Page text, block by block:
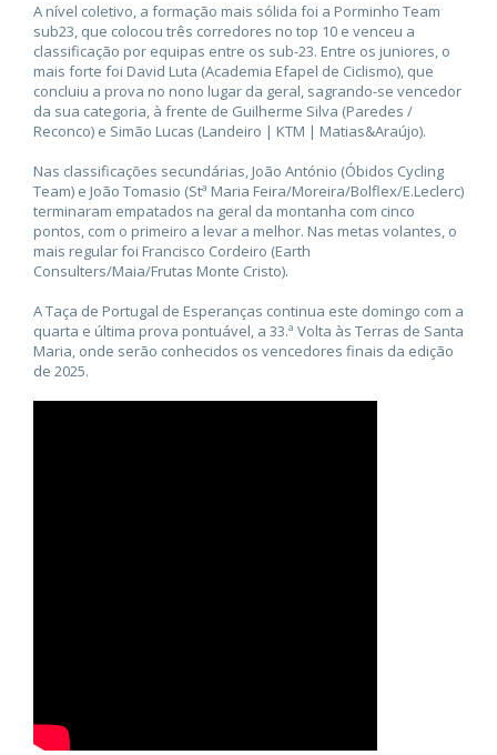
A nível coletivo, a formação mais sólida foi a Porminho Team
sub23, que colocou três corredores no top 10 e venceu a
classificação por equipas entre os sub-23. Entre os juniores, o
mais forte foi David Luta (Academia Efapel de Ciclismo), que
concluiu a prova no nono lugar da geral, sagrando-se vencedor
da sua categoria, à frente de Guilherme Silva (Paredes /
Reconco) e Simão Lucas (Landeiro | KTM | Matias&Araújo).
Nas classificações secundárias, João António (Óbidos Cycling
Team) e João Tomasio (Stª Maria Feira/Moreira/Bolflex/E.Leclerc)
terminaram empatados na geral da montanha com cinco
pontos, com o primeiro a levar a melhor. Nas metas volantes, o
mais regular foi Francisco Cordeiro (Earth
Consulters/Maia/Frutas Monte Cristo).
A Taça de Portugal de Esperanças continua este domingo com a
quarta e última prova pontuável, a 33.ª Volta às Terras de Santa
Maria, onde serão conhecidos os vencedores finais da edição
de 2025.